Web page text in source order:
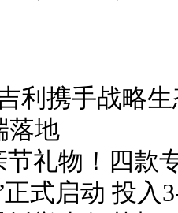
利携手战略
落地
礼物！四款
式启动 投入